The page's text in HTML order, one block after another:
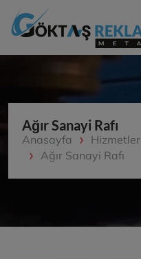
Ağır Sanayi Rafı
Anasayfa Hizmetler
Ağır Sanayi Rafı